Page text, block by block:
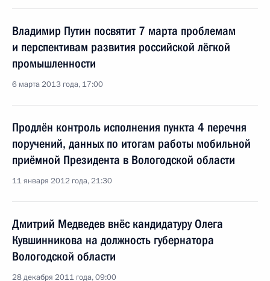
Владимир Путин посвятит 7 марта проблемам
и перспективам развития российской лёгкой
промышленности
6 марта 2013 года, 17:00
Продлён контроль исполнения пункта 4 перечня
поручений, данных по итогам работы мобильной
приёмной Президента в Вологодской области
11 января 2012 года, 21:30
Дмитрий Медведев внёс кандидатуру Олега
Кувшинникова на должность губернатора
Вологодской области
28 декабря 2011 года, 09:00